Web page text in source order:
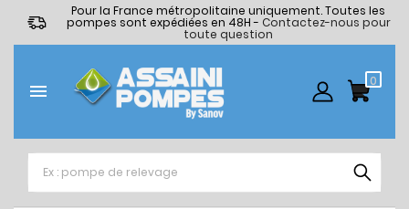
Pour la France métropolitaine uniquement. Toutes les
pompes sont expédiées en 48H - Contactez-nous pour
toute question
 0